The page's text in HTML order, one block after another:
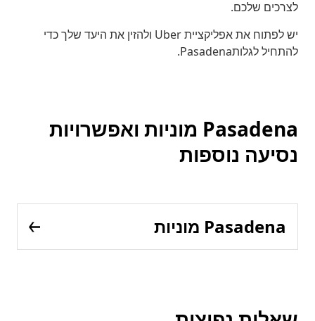
לצרכים שלכם.
יש לפתוח את אפליקציית Uber ולהזין את היעד שלך כדי
להתחיל לגלותPasadena.
Pasadena מוניות ואפשרויות
נסיעה נוספות
Pasadena מוניות